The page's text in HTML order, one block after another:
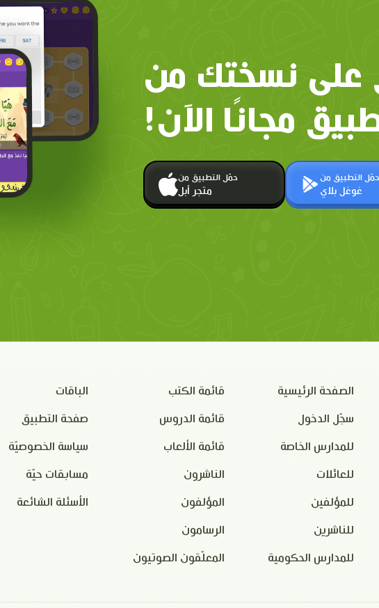
على نسختك من
مجانًا الآن!
حمّل التطبيق من
متجر أبل
حمّل التطبيق من
غوغل بلاي
الصفحة الرئيسية
سجّل الدخول
للمدارس الخاصة
للعائلات
للمؤلفين
للناشرين
للمدارس الحكومية
قائمة الكتب
قائمة الدروس
قائمة الألعاب
الناشرون
المؤلفون
الرسامون
المعلّقون الصوتيون
الباقات
صفحة التطبيق
سياسة الخصوصيّة
مسابقات حيّة
الأسئلة الشائعة